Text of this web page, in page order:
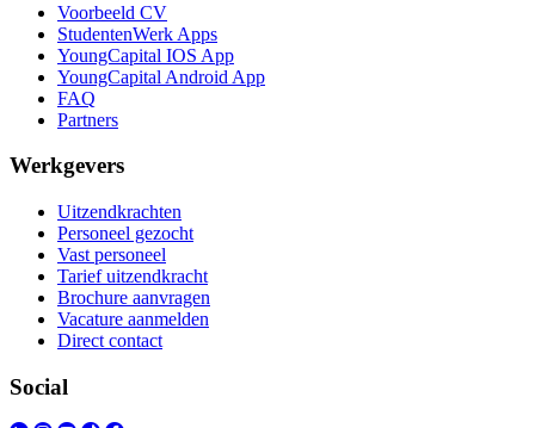
Voorbeeld CV
StudentenWerk Apps
YoungCapital IOS App
YoungCapital Android App
FAQ
Partners
Werkgevers
Uitzendkrachten
Personeel gezocht
Vast personeel
Tarief uitzendkracht
Brochure aanvragen
Vacature aanmelden
Direct contact
Social